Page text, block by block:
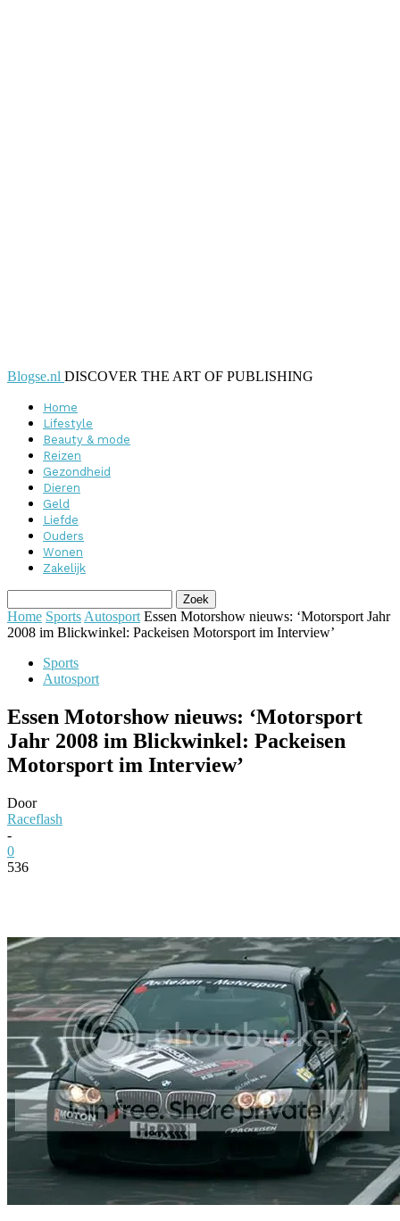
Blogse.nl DISCOVER THE ART OF PUBLISHING
Home
Lifestyle
Beauty & mode
Reizen
Gezondheid
Dieren
Geld
Liefde
Ouders
Wonen
Zakelijk
Home Sports Autosport Essen Motorshow nieuws: ‘Motorsport Jahr
2008 im Blickwinkel: Packeisen Motorsport im Interview’
Sports
Autosport
Essen Motorshow nieuws: ‘Motorsport
Jahr 2008 im Blickwinkel: Packeisen
Motorsport im Interview’
Door
Raceflash
-
0
536